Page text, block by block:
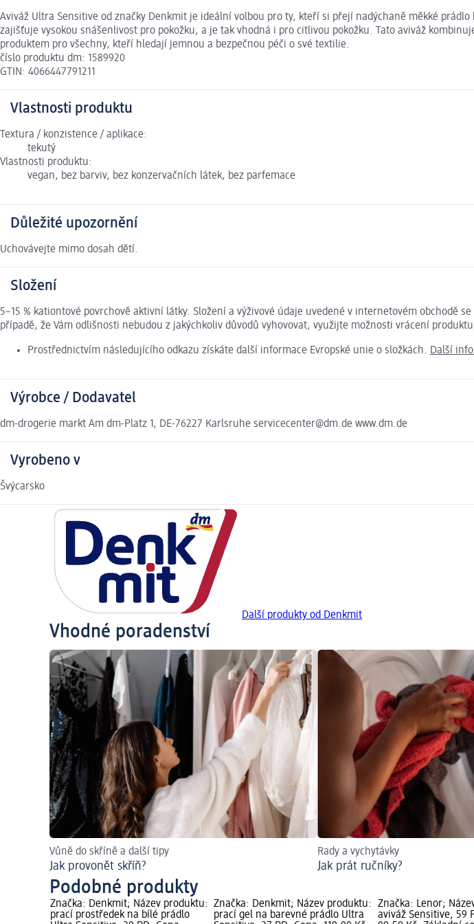
Aviváž Ultra Sensitive od značky Denkmit je ideální volbou pro ty, kteří si přejí nadýchaně měkké
zajišťuje vysokou snášenlivost pro pokožku, a je tak vhodná i pro citlivou pokožku. Tato aviváž
produktem pro všechny, kteří hledají jemnou a bezpečnou péči o své textilie.
číslo produktu dm: 1589920
GTIN: 4066447791211
Vlastnosti produktu
Textura / konzistence / aplikace:
tekutý
Vlastnosti produktu:
vegan, bez barviv, bez konzervačních látek, bez parfemace
Důležité upozornění
Uchovávejte mimo dosah dětí.
Složení
5–15 % kationtové povrchově aktivní látky. Složení a výživové údaje uvedené v internetovém obchodě
případě, že Vám odlišnosti nebudou z jakýchkoliv důvodů vyhovovat, využijte možnosti vrácení
Prostřednictvím následujícího odkazu získáte další informace Evropské unie o složkách. Další
Výrobce / Dodavatel
dm-drogerie markt Am dm-Platz 1, DE-76227 Karlsruhe servicecenter@dm.de www.dm.de
Vyrobeno v
Švýcarsko
Další produkty od Denkmit
Vhodné poradenství
Vůně do skříně a další tipy
Jak provonět skříň?
Rady a vychytávky
Jak prát ručníky?
Podobné produkty
Značka: Denkmit; Název produktu:
prací prostředek na bílé prádlo
Značka: Denkmit; Název produktu:
prací gel na barevné prádlo Ultra
Značka: Lenor;
aviváž Sensitive, 59